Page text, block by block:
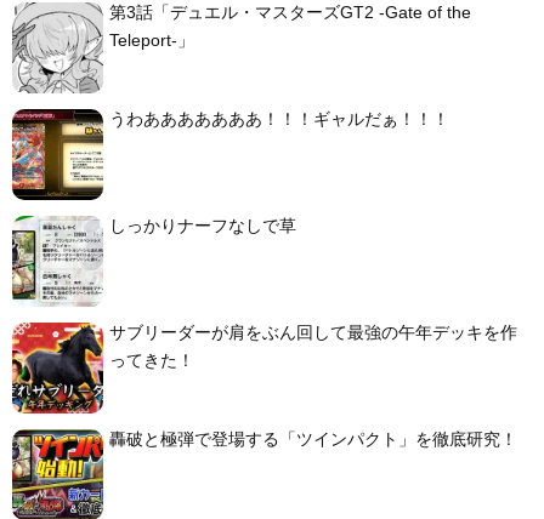
第3話「デュエル・マスターズGT2 -Gate of the
Teleport-」
うわあああああああ！！！ギャルだぁ！！！
しっかりナーフなしで草
サブリーダーが肩をぶん回して最強の午年デッキを作
ってきた！
轟破と極弾で登場する「ツインパクト」を徹底研究！